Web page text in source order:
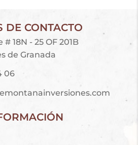
DE CONTACTO
18N - 25 OF 201B
de Granada
06